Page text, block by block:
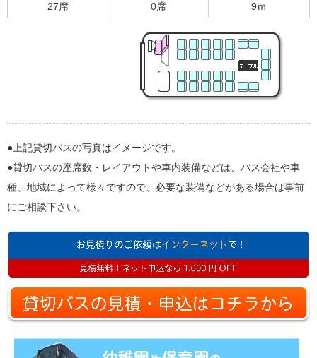
27席 0席 9ｍ
●上記貸切バスの写真はイメージです。
●貸切バスの座席数・レイアウトや車内装備などは、バス会社や車
種、地域によって様々ですので、必要な装備などがある場合は事前
にご相談下さい。